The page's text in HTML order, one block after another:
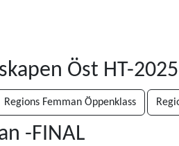
Öst HT-2025
Regions Femman Öppenklass
-FINAL